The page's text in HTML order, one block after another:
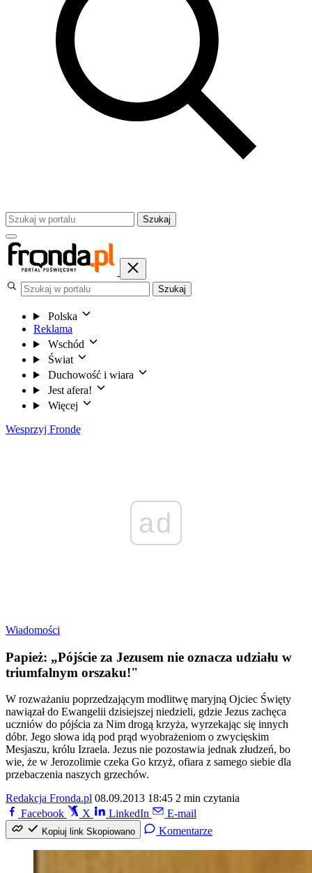
Szukaj
Szukaj
Polska
Reklama
Wschód
Świat
Duchowość i wiara
Jest afera!
Więcej
Wesprzyj Frondę
ad
Wiadomości
Papież: „Pójście za Jezusem nie oznacza udziału w
triumfalnym orszaku!"
W rozważaniu poprzedzającym modlitwę maryjną Ojciec Święty
nawiązał do Ewangelii dzisiejszej niedzieli, gdzie Jezus zachęca
uczniów do pójścia za Nim drogą krzyża, wyrzekając się innych
dóbr. Jego słowa idą pod prąd wyobrażeniom o zwycięskim
Mesjaszu, królu Izraela. Jezus nie pozostawia jednak złudzeń, bo
wie, że w Jerozolimie czeka Go krzyż, ofiara z samego siebie dla
przebaczenia naszych grzechów.
Redakcja Fronda.pl 08.09.2013 18:45 2 min czytania
Facebook
X LinkedIn E-mail
Kopiuj link Skopiowano Komentarze